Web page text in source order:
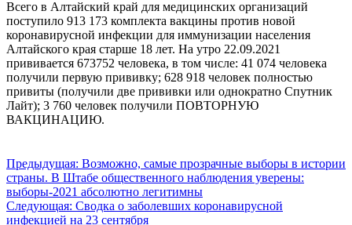
Всего в Алтайский край для медицинских организаций
поступило 913 173 комплекта вакцины против новой
коронавирусной инфекции для иммунизации населения
Алтайского края старше 18 лет. На утро 22.09.2021
прививается 673752 человека, в том числе: 41 074 человека
получили первую прививку; 628 918 человек полностью
привиты (получили две прививки или однократно Спутник
Лайт); 3 760 человек получили ПОВТОРНУЮ
ВАКЦИНАЦИЮ.
Навигация
по
записям
Предыдущая: Возможно, самые прозрачные выборы в истории
страны. В Штабе общественного наблюдения уверены:
выборы-2021 абсолютно легитимны
Следующая: Сводка о заболевших коронавирусной
инфекцией на 23 сентября